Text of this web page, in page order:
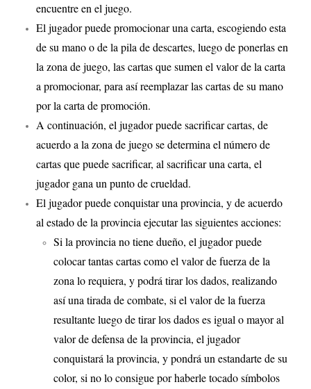
encuentre en el juego.
El jugador puede promocionar una carta, escogiendo esta
de su mano o de la pila de descartes, luego de ponerlas en
la zona de juego, las cartas que sumen el valor de la carta
a promocionar, para así reemplazar las cartas de su mano
por la carta de promoción.
A continuación, el jugador puede sacrificar cartas, de
acuerdo a la zona de juego se determina el número de
cartas que puede sacrificar, al sacrificar una carta, el
jugador gana un punto de crueldad.
El jugador puede conquistar una provincia, y de acuerdo
al estado de la provincia ejecutar las siguientes acciones:
Si la provincia no tiene dueño, el jugador puede
colocar tantas cartas como el valor de fuerza de la
zona lo requiera, y podrá tirar los dados, realizando
así una tirada de combate, si el valor de la fuerza
resultante luego de tirar los dados es igual o mayor al
valor de defensa de la provincia, el jugador
conquistará la provincia, y pondrá un estandarte de su
color, si no lo consigue por haberle tocado símbolos